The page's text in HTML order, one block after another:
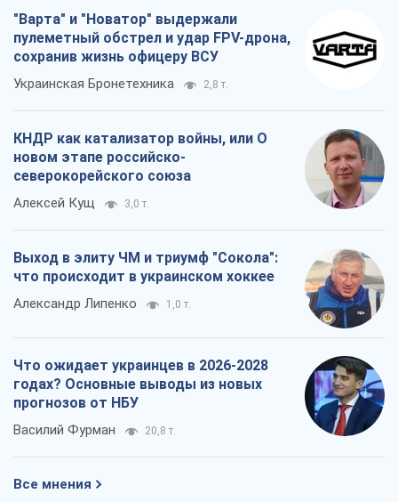
"Варта" и "Новатор" выдержали
пулеметный обстрел и удар FPV-дрона,
сохранив жизнь офицеру ВСУ
Украинская Бронетехника 2,8 т.
КНДР как катализатор войны, или О
новом этапе российско-
северокорейского союза
Алексей Кущ 3,0 т.
Выход в элиту ЧМ и триумф "Сокола":
что происходит в украинском хоккее
Александр Липенко 1,0 т.
Что ожидает украинцев в 2026-2028
годах? Основные выводы из новых
прогнозов от НБУ
Василий Фурман 20,8 т.
Все мнения